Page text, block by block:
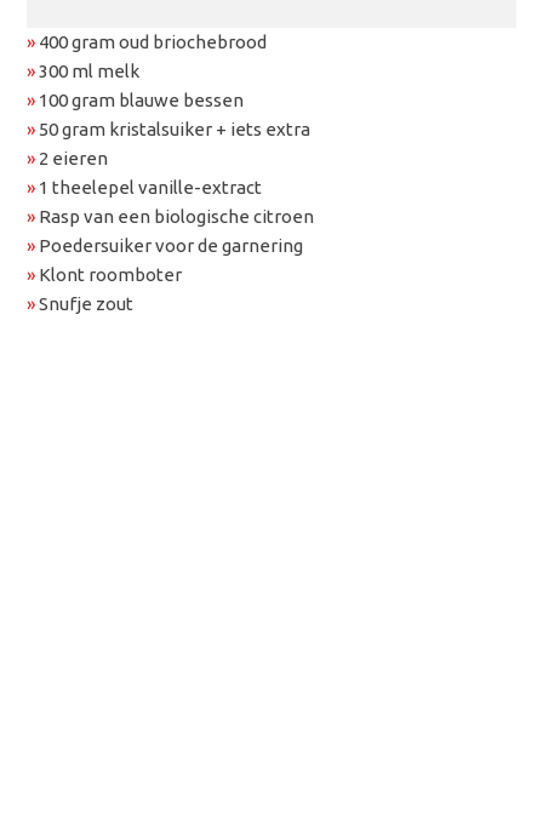
» 400 gram oud briochebrood
»300 ml melk
» 100 gram blauwe bessen
» 50 gram kristalsuiker + iets extra
» 2 eieren
» 1 theelepel vanille-extract
» Rasp van een biologische citroen
» Poedersuiker voor de garnering
» Klont roomboter
»Snufje zout